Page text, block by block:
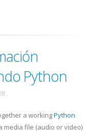
Python
.
a workingPython
media file (audio or video)